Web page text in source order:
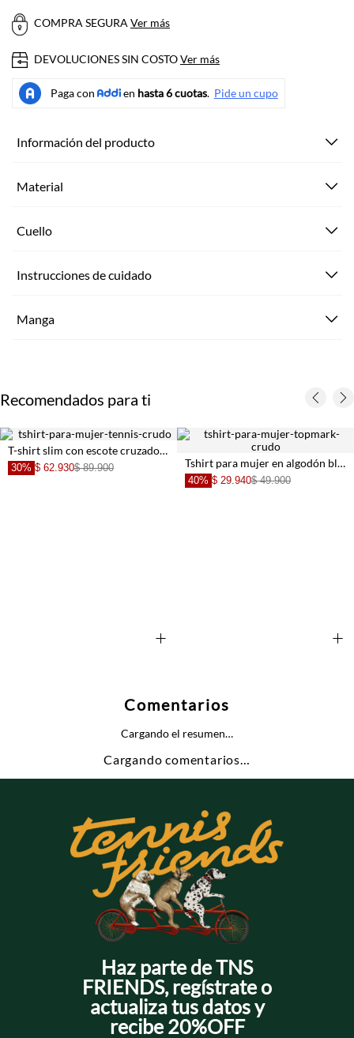
COMPRA SEGURAVer más
DEVOLUCIONES SIN COSTOVer más
Información del producto
Material
Cuello
Instrucciones de cuidado
Manga
Recomendados para ti
Tshirt para mujer en algodón blanco fit relajado con escote asimétrico Top slim crop con escote V en algodón crema para mujer
$ 27.930$ 39.900
40% $
Comentarios
Cargando el resumen…
Cargando comentarios…
Haz parte de TNS
FRIENDS, regístrate o
actualiza tus datos y
recibe 20%OFF